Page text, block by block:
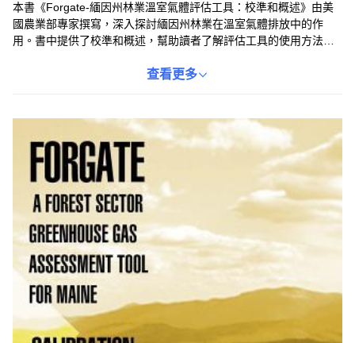
本書《Forgate-緬因州林業溫室氣體評估工具：校準和概述》由美
國農業部專家撰寫，深入探討緬因州林業在溫室氣體排放中的作
用。書中提供了校準和概述，幫助讀者了解評估工具的使用方法。
並應用於實際研究或工作。適合對林業和氣候變化感興趣的讀者，
查看更多